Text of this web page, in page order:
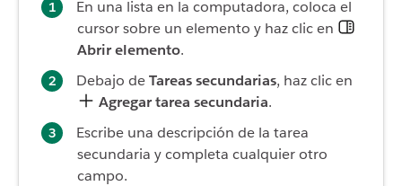
En una lista en la computadora, coloca el
cursor sobre un elemento y haz clic en
Abrir elemento.
Debajo deTareas secundarias, haz clic en
Agregar tarea secundaria.
Escribe una descripción de la tarea
secundaria y completa cualquier otro
campo.